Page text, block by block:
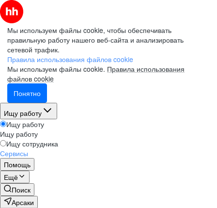
Мы используем файлы cookie, чтобы обеспечивать
правильную работу нашего веб-сайта и анализировать
сетевой трафик.
Правила использования файлов cookie
Мы используем файлы cookie. Правила использования
файлов cookie
Понятно
Ищу работу
Ищу работу
Ищу работу
Ищу сотрудника
Сервисы
Помощь
Ещё
Поиск
Арсаки